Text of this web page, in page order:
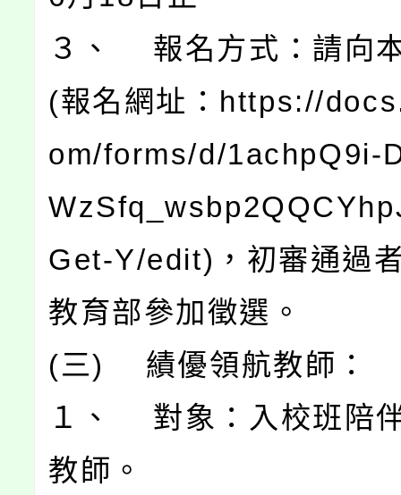
３、 報名方式：請向
(報名網址：https://
om/forms/d/1achpQ9i-
Get-Y/edit)，初審通過
教育部參加徵選。
(三) 績優領航教師：
１、 對象：入校班陪
教師。